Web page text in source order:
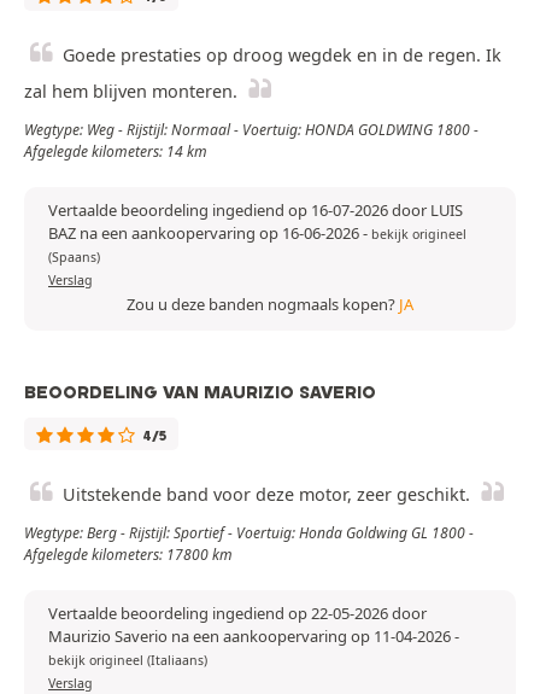
Goede prestaties op droog wegdek en in de regen. Ik
zal hem blijven monteren.
Wegtype: Weg - Rijstijl: Normaal - Voertuig: HONDA GOLDWING 1800 -
Afgelegde kilometers: 14 km
Vertaalde beoordeling ingediend op 16-07-2026 door LUIS
BAZ na een aankoopervaring op 16-06-2026- bekijk origineel
(Spaans)
Verslag
Zou u deze banden nogmaals kopen? JA
BEOORDELING VAN MAURIZIO SAVERIO
4/5
Uitstekende band voor deze motor, zeer geschikt.
Wegtype: Berg - Rijstijl: Sportief - Voertuig: Honda Goldwing GL 1800 -
Afgelegde kilometers: 17800 km
Vertaalde beoordeling ingediend op 22-05-2026 door
Maurizio Saverio na een aankoopervaring op 11-04-2026-
bekijk origineel (Italiaans)
Verslag